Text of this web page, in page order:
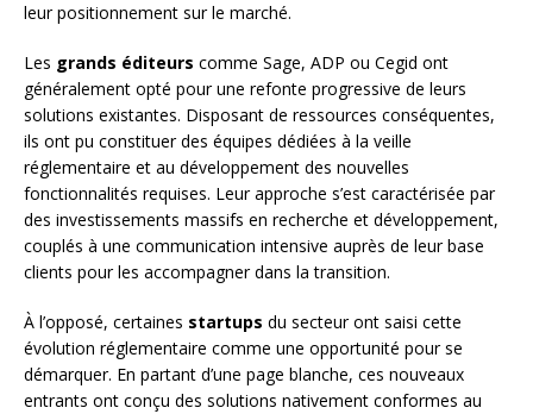
leur positionnement sur le marché.
Les grands éditeurs comme Sage, ADP ou Cegid ont
généralement opté pour une refonte progressive de leurs
solutions existantes. Disposant de ressources conséquentes,
ils ont pu constituer des équipes dédiées à la veille
réglementaire et au développement des nouvelles
fonctionnalités requises. Leur approche s’est caractérisée par
des investissements massifs en recherche et développement,
couplés à une communication intensive auprès de leur base
clients pour les accompagner dans la transition.
À l’opposé, certaines startups du secteur ont saisi cette
évolution réglementaire comme une opportunité pour se
démarquer. En partant d’une page blanche, ces nouveaux
entrants ont conçu des solutions nativement conformes au